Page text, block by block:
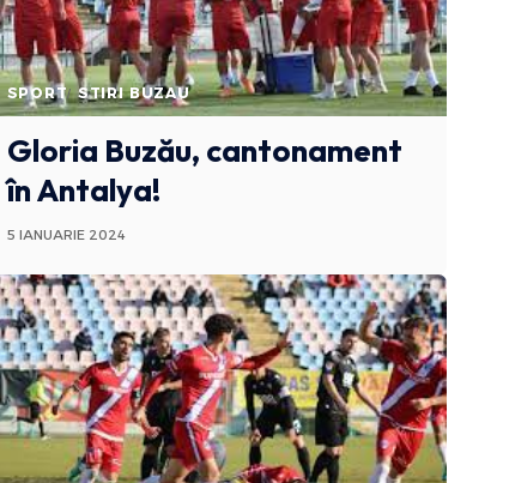
SPORT STIRI BUZAU
Gloria Buzău, cantonament
în Antalya!
5 IANUARIE 2024